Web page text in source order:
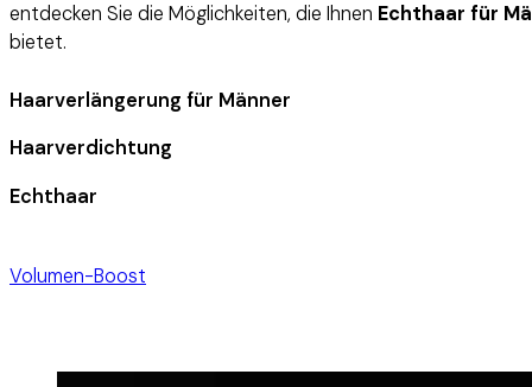
entdecken Sie die Möglichkeiten, die Ihnen Echthaar für
bietet.
Haarverlängerung für Männer
Haarverdichtung
Echthaar
Volumen-Boost